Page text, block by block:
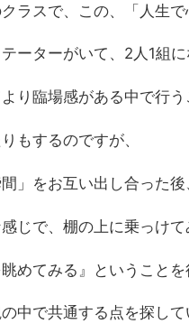
ラスで、この、「人生
ーターがいて、2人1組に
り臨場感がある中で行う
もするのですが、
」をお互い出し合った後
じで、棚の上に乗っけて
めてみる』ということを
中で共通する点を探し